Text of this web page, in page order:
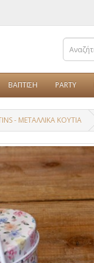
ΒΑΠΤΙΣΗ PARTY
- ΜΕΤΑΛΛΙΚΑ ΚΟΥΤΙΑ